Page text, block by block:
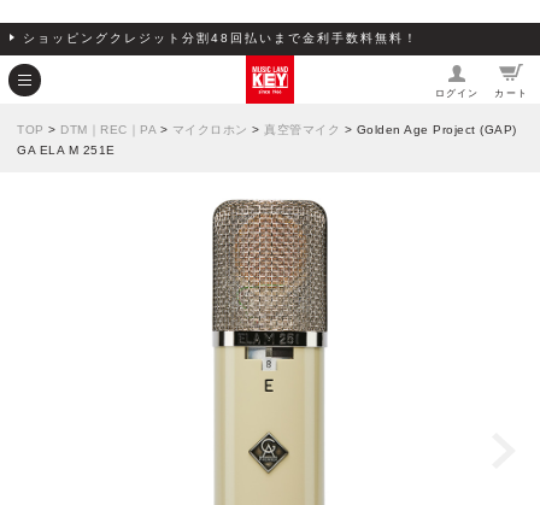
ショッピングクレジット分割48回払いまで金利手数料無料！
ログイン カート
TOP > DTM｜REC｜PA > マイクロホン > 真空管マイク > Golden Age Project (GAP)
GA ELA M 251E